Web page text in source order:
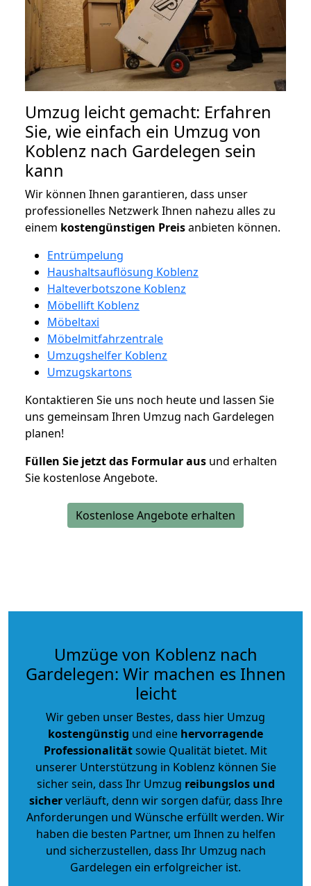
Umzug leicht gemacht: Erfahren
Sie, wie einfach ein Umzug von
Koblenz nach Gardelegen sein
kann
Wir können Ihnen garantieren, dass unser
professionelles Netzwerk Ihnen nahezu alles zu
einem kostengünstigen Preisanbieten können.
Entrümpelung
Haushaltsauflösung Koblenz
Halteverbotszone Koblenz
Möbellift Koblenz
Möbeltaxi
Möbelmitfahrzentrale
Umzugshelfer Koblenz
Umzugskartons
Kontaktieren Sie uns noch heute und lassen Sie
uns gemeinsam Ihren Umzug nach Gardelegen
planen!
Füllen Sie jetzt das Formular aus und erhalten
Sie kostenlose Angebote.
Kostenlose Angebote erhalten
Umzüge von Koblenz nach
Gardelegen: Wir machen es Ihnen
leicht
Wir geben unser Bestes, dass hier Umzug
kostengünstig und eine hervorragende
Professionalitätsowie Qualität bietet. Mit
unserer Unterstützung in Koblenz können Sie
sicher sein, dass Ihr Umzug reibungslos und
sicherverläuft, denn wir sorgen dafür, dass Ihre
Anforderungen und Wünsche erfüllt werden. Wir
haben die besten Partner, um Ihnen zu helfen
und sicherzustellen, dass Ihr Umzug nach
Gardelegen ein erfolgreicher ist.